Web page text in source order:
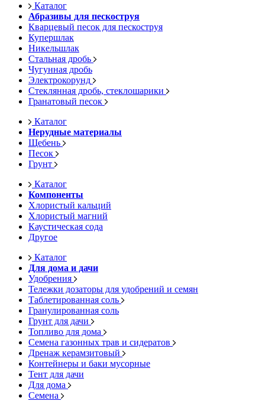
Каталог
Абразивы для пескоструя
Кварцевый песок для пескоструя
Купершлак
Никельшлак
Стальная дробь
Чугунная дробь
Электрокорунд
Стеклянная дробь, стеклошарики
Гранатовый песок
Каталог
Нерудные материалы
Щебень
Песок
Грунт
Каталог
Компоненты
Хлористый кальций
Хлористый магний
Каустическая сода
Другое
Каталог
Для дома и дачи
Удобрения
Тележки дозаторы для удобрений и семян
Таблетированная соль
Гранулированная соль
Грунт для дачи
Топливо для дома
Семена газонных трав и сидератов
Дренаж керамзитовый
Контейнеры и баки мусорные
Тент для дачи
Для дома
Семена